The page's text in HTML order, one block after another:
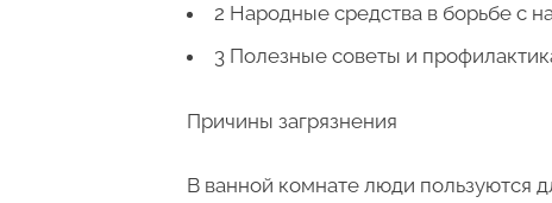
2 Народные средства в борьбе с
3 Полезные советы и
Причины загрязнения
В ванной комнате люди пользуются